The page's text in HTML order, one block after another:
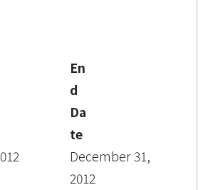
En
d
Da
te
December 31,
2012